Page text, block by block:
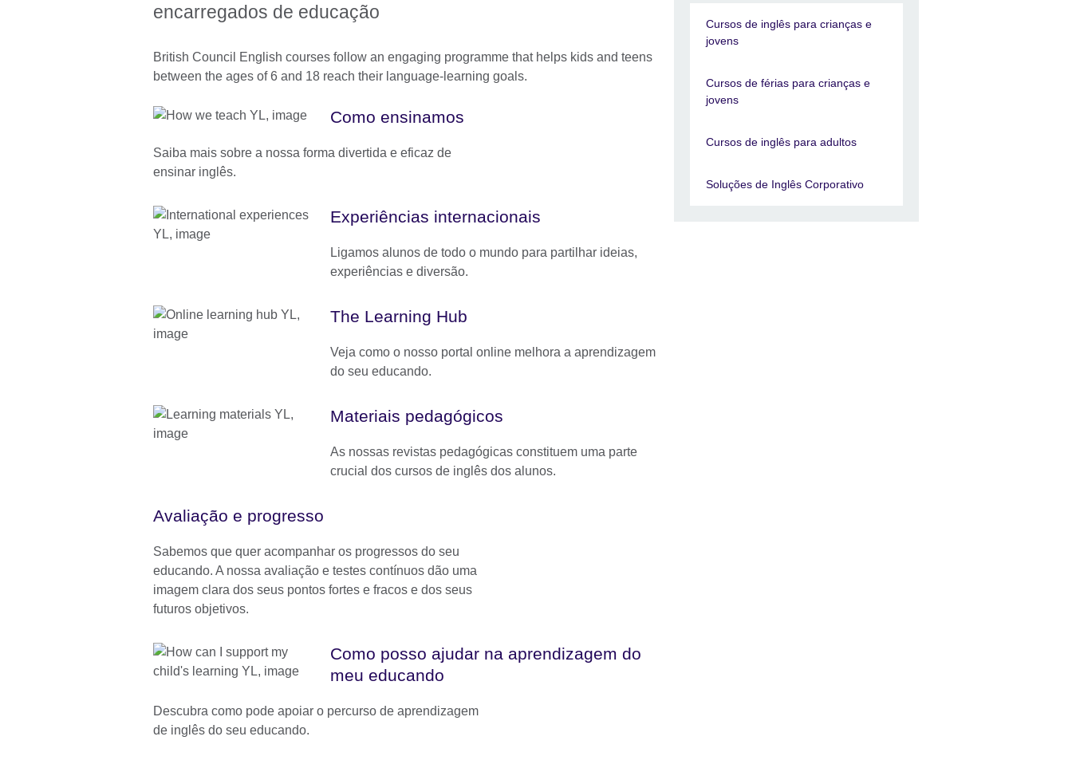
encarregados de educação
British Council English courses follow an engaging programme that helps kids and teens
between the ages of 6 and 18 reach their language-learning goals.
Como ensinamos
Saiba mais sobre a nossa forma divertida e eficaz de
ensinar inglês.
Experiências internacionais
Ligamos alunos de todo o mundo para partilhar ideias,
experiências e diversão.
The Learning Hub
Veja como o nosso portal online melhora a aprendizagem
do seu educando.
Materiais pedagógicos
As nossas revistas pedagógicas constituem uma parte
crucial dos cursos de inglês dos alunos.
Avaliação e progresso
Sabemos que quer acompanhar os progressos do seu
educando. A nossa avaliação e testes contínuos dão uma
imagem clara dos seus pontos fortes e fracos e dos seus
futuros objetivos.
Como posso ajudar na aprendizagem do
meu educando
Descubra como pode apoiar o percurso de aprendizagem
de inglês do seu educando.
Cursos de inglês para crianças e
jovens
Cursos de férias para crianças e
jovens
Cursos de inglês para adultos
Soluções de Inglês Corporativo